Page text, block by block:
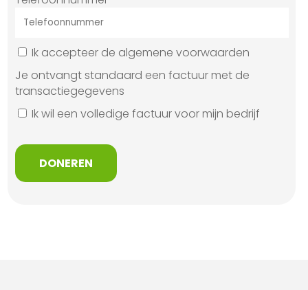
Ik accepteer de algemene voorwaarden
Je ontvangt standaard een factuur met de
transactiegegevens
Ik wil een volledige factuur voor mijn bedrijf
DONEREN